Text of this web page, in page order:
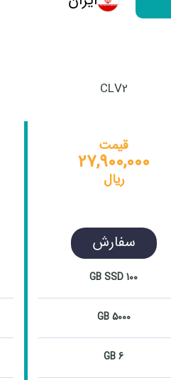
CLV2
قیمت
27,900,000
ریال
سفارش
100 GB SSD
5000 GB
6 GB